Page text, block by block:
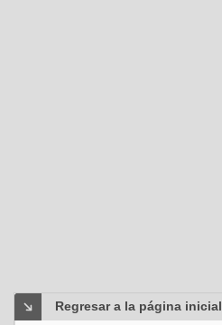
Regresar a la página inicial